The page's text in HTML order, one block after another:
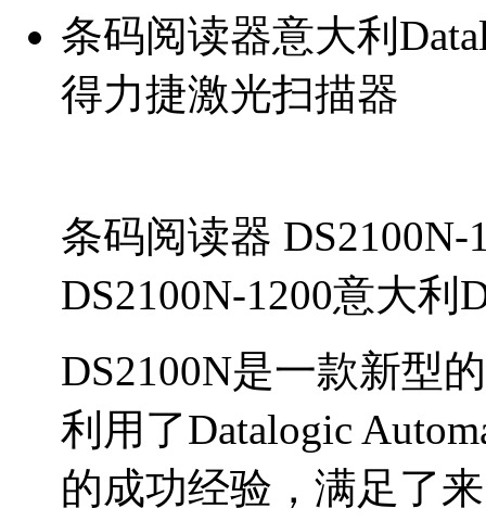
条码阅读器意大利
得力捷激光扫描器
条码阅读器 DS2100N-
DS2100N-1200意大利
DS2100N是一款新型
利用了Datalogic
的成功经验，满足了